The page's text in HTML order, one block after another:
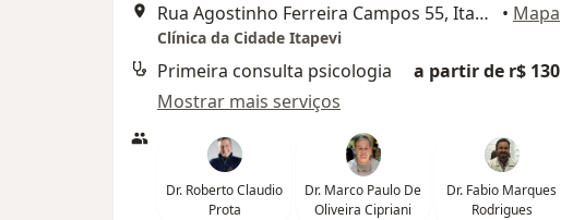
Rua Agostinho Ferreira Campos 55, Itapevi • Mapa
Clínica da Cidade Itapevi
Primeira consulta psicologia
a partir de r$ 130
Mostrar mais serviços
Dr. Roberto Claudio
Prota
Dr. Marco Paulo De
Oliveira Cipriani
Dr. Fabio Marques
Rodrigues